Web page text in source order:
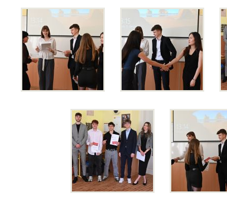
Úspěchy studentů
Soutěže
Vršovický lev
Studentské firmy
Evento
31. mezinárodní veletrh FIF
MediaArt
Osaka
JA Studentská firma
Virtuální prohlídka
Historie a současnost
Historie